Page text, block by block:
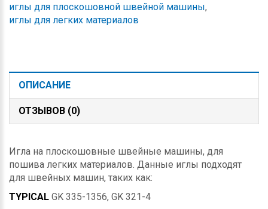
иглы для плоскошовной швейной машины,
иглы для легких материалов
ОПИСАНИЕ
ОТЗЫВОВ (0)
Игла на плоскошовные швейные машины, для
пошива легких материалов. Данные иглы подходят
для швейных машин, таких как:
TYPICAL GK 335-1356, GK 321-4